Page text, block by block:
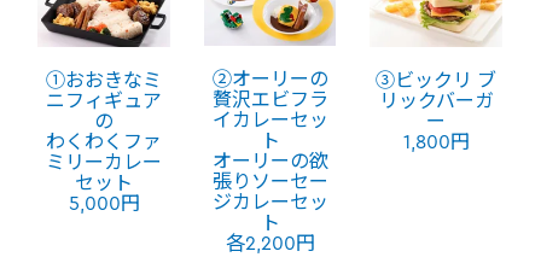
①おおきなミ
ニフィギュア
の
わくわくファ
ミリーカレー
セット
5,000円
②オーリーの
贅沢エビフラ
イカレーセッ
ト
オーリーの欲
張りソーセー
ジカレーセッ
ト
各2,200円
③ビックリ ブ
リックバーガ
ー
1,800円